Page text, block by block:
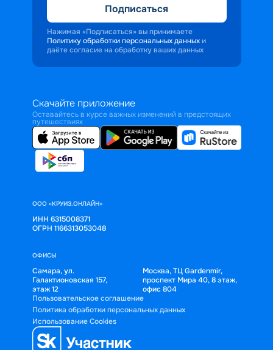
Подписаться
Нажимая «Подписаться» вы принимаете
Политику обработки персональных данных и
даёте согласие на обработку ваших данных
Скачайте приложение
Оставайтесь в курсе важных изменений в предстоящих
путешествиях
ООО «КРУИЗ.ОНЛАЙН»
ИНН 6315008371
ОГРН 1166313053048
ОФИСЫ
Самара, ул.
Галактионовская 157,
этаж 12
Москва, ТЦ Gardenmir,
проспект Мира 40, 8 этаж,
офис 804
Пользовательское соглашение
Политика обработки персональных данных
Использование Cookies